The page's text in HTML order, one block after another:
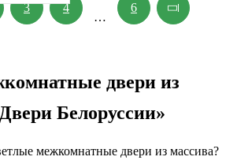
3 4
…
6
двери из
Белоруссии»
межкомнатные двери из массива?